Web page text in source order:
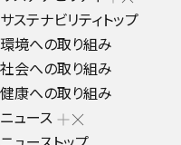
サステナビリティトップ
環境への取り組み
社会への取り組み
健康への取り組み
ニュース